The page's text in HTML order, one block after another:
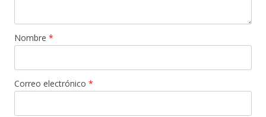
Nombre *
Correo electrónico *